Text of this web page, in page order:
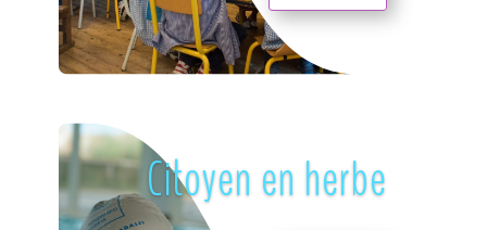
Citoyen en herbe